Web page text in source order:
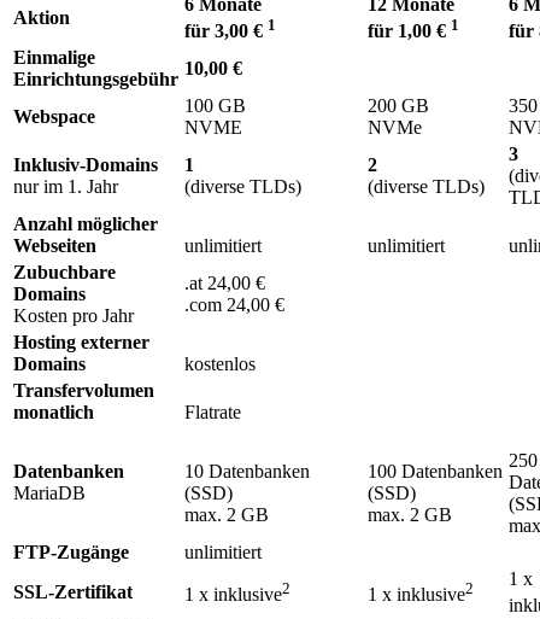
Aktion
für 3,00 € 1
für 1,00 € 1
für
Einmalige
Einrichtungsgebühr
10,00 €
Webspace
100 GB
NVME
200 GB
NVMe
Inklusiv-Domains
nur im 1. Jahr
1
(diverse TLDs)
2
(diverse TLDs)
3
Anzahl möglicher
Webseiten
unlimitiert unlimitiert
Zubuchbare
Domains
Kosten pro Jahr
.at 24,00 €
.com 24,00 €
Hosting externer
Domains
kostenlos
Transfervolumen
monatlich
Flatrate
Datenbanken
MariaDB
10 Datenbanken
(SSD)
max. 2 GB
100 Datenbanken
(SSD)
max. 2 GB
250
FTP-Zugänge
unlimitiert
SSL-Zertifikat
1 x inklusive2 1 x inklusive2
1 x